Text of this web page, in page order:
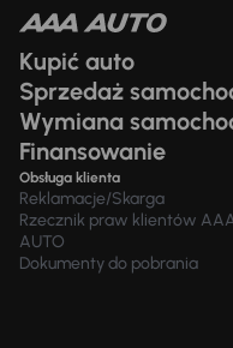
Kupić auto
Sprzedaż
Wymiana
Finansowanie
Obsługa klienta
Reklamacje/Skarga
Rzecznik praw klientów
AUTO
Dokumenty do pobrania